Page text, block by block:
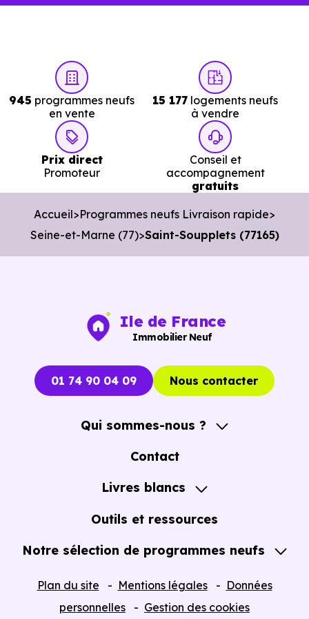
directement aux
logements neufs en livraison
immédiate à Saint-Soupplets (77165)
disponibles.
Nos conseillers vous permettent de :
Cibler les bons biens dès le départ.
Éviter les annonces obsolètes.
Organiser des visites pertinentes.
Vous pouvez consulter dès maintenant nos
les opportunités concrètes.
945 programmes neufs
en vente
15 177 logements neufs
à vendre
Prix direct
Promoteur
Conseil et
accompagnement
gratuits
Accueil Programmes neufs Livraison rapide
Seine-et-Marne (77) Saint-Soupplets (77165)
Ile de France
Immobilier Neuf
01 74 90 04 09 Nous contacter
Qui sommes-nous ?
A propos
Contact
Livres blancs
Guide de l'Achat immobilier neuf en VEFA
Outils et ressources
Notre sélection de programmes neufs
Plan du site Mentions légales
Données
personnelles
Gestion des cookies